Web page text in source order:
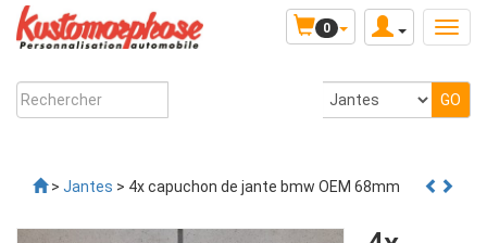
0
> Jantes > 4x capuchon de jante bmw OEM 68mm